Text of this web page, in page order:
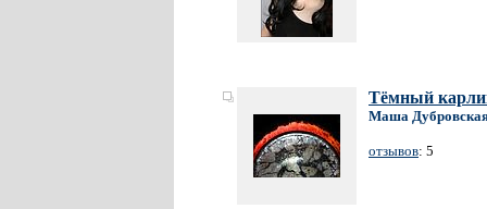
Тёмный
Маша
отзывов: 5